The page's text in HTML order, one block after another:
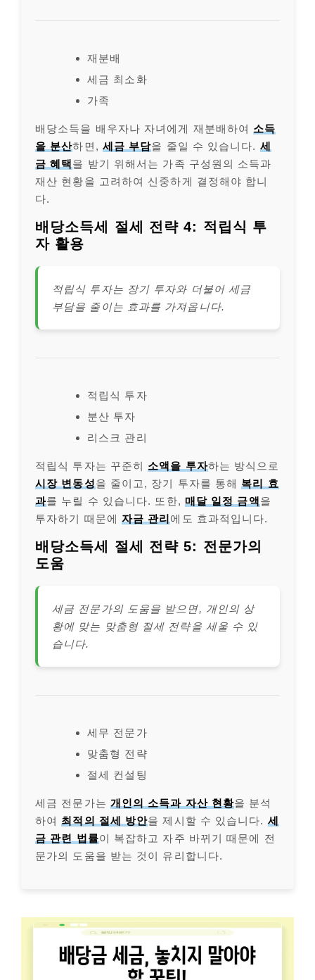
재분배
세금 최소화
가족
배당소득을 배우자나 자녀에게 재분배하여 소득
을 분산하면, 세금 부담을 줄일 수 있습니다. 세
금 혜택 을 받기 위해서는 가족 구성원의 소득과
재산 현황을 고려하여 신중하게 결정해야 합니
다.
배당소득세 절세 전략 4: 적립식 투
자 활용
적립식 투자는 장기 투자와 더불어 세금
부담을 줄이는 효과를 가져옵니다.
적립식 투자
분산 투자
리스크 관리
적립식 투자는 꾸준히 소액을 투자하는 방식으로
시장 변동성을 줄이고, 장기 투자를 통해 복리 효
과를 누릴 수 있습니다. 또한, 매달 일정 금액 을
투자하기 때문에 자금 관리 에도 효과적입니다.
배당소득세 절세 전략 5: 전문가의
도움
세금 전문가의 도움을 받으면, 개인의 상
황에 맞는 맞춤형 절세 전략을 세울 수 있
습니다.
세무 전문가
맞춤형 전략
절세 컨설팅
세금 전문가는 개인의 소득과 자산 현황을 분석
하여 최적의 절세 방안을 제시할 수 있습니다. 세
금 관련 법률이 복잡하고 자주 바뀌기 때문에 전
문가의 도움을 받는 것이 유리합니다.